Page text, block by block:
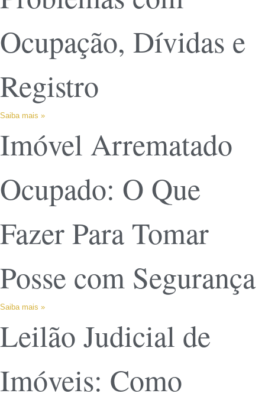
Ocupação, Dívidas e
Registro
Saiba mais »
Imóvel Arrematado
Ocupado: O Que
Fazer Para Tomar
Posse com Segurança
Saiba mais »
Leilão Judicial de
Imóveis: Como